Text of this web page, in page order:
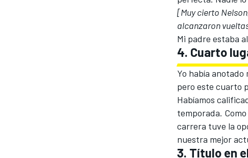
[Muy cierto
alcanzaron
Mi padre estaba
4. Cuarto
Yo había
pero este cuarto
Habíamos
temporada.
carrera tuve la
nuestra mejor
3. Título en